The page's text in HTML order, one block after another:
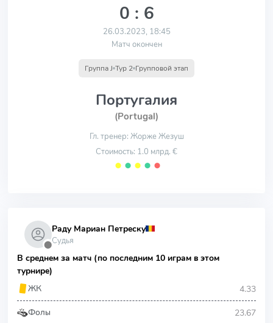
0 : 6
26.03.2023, 18:45
Матч окончен
Группа J Тур 2 Групповой этап
Португалия
(Portugal)
Гл. тренер: Жорже Жезуш
Стоимость: 1.0 млрд. €
⬤ ⬤ ⬤ ⬤ ⬤
⬤
Раду Мариан Петреску
Судья
В среднем за матч (по последним 10 играм в этом
турнире)
ЖК
4.33
Фолы 23.67